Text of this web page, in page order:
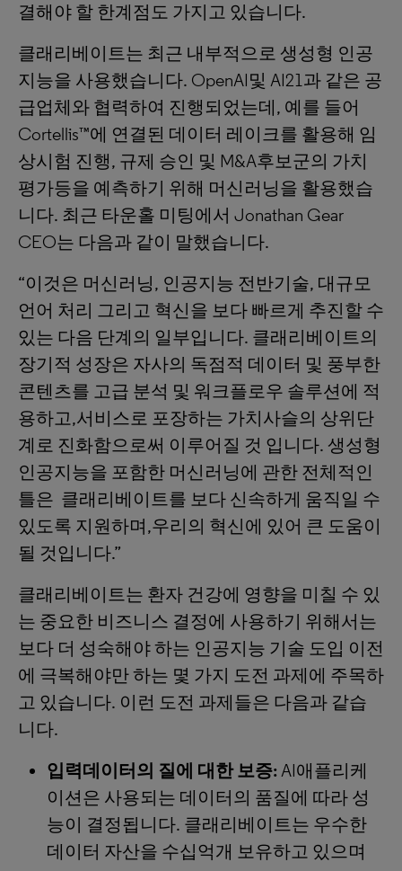
결해야 할 한계점도 가지고 있습니다.
클래리베이트는 최근 내부적으로 생성형 인공
지능을 사용했습니다. OpenAI및 AI21과 같은 공
급업체와 협력하여 진행되었는데, 예를 들어
Cortellis™에 연결된 데이터 레이크를 활용해 임
상시험 진행, 규제 승인 및 M&A후보군의 가치
평가등을 예측하기 위해 머신러닝을 활용했습
니다. 최근 타운홀 미팅에서 Jonathan Gear
CEO는 다음과 같이 말했습니다.
“이것은 머신러닝, 인공지능 전반기술, 대규모
언어 처리 그리고 혁신을 보다 빠르게 추진할 수
있는 다음 단계의 일부입니다. 클래리베이트의
장기적 성장은 자사의 독점적 데이터 및 풍부한
콘텐츠를 고급 분석 및 워크플로우 솔루션에 적
용하고,서비스로 포장하는 가치사슬의 상위단
계로 진화함으로써 이루어질 것 입니다. 생성형
인공지능을 포함한 머신러닝에 관한 전체적인
틀은 클래리베이트를 보다 신속하게 움직일 수
있도록 지원하며,우리의 혁신에 있어 큰 도움이
될 것입니다.”
클래리베이트는 환자 건강에 영향을 미칠 수 있
는 중요한 비즈니스 결정에 사용하기 위해서는
보다 더 성숙해야 하는 인공지능 기술 도입 이전
에 극복해야만 하는 몇 가지 도전 과제에 주목하
고 있습니다. 이런 도전 과제들은 다음과 같습
니다.
입력데이터의 질에 대한 보증:AI애플리케
이션은 사용되는 데이터의 품질에 따라 성
능이 결정됩니다. 클래리베이트는 우수한
데이터 자산을 수십억개 보유하고 있으며